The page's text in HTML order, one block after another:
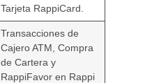
Tarjeta RappiCard.
Transacciones de
Cajero ATM, Compra
de Cartera y
RappiFavor en Rappi